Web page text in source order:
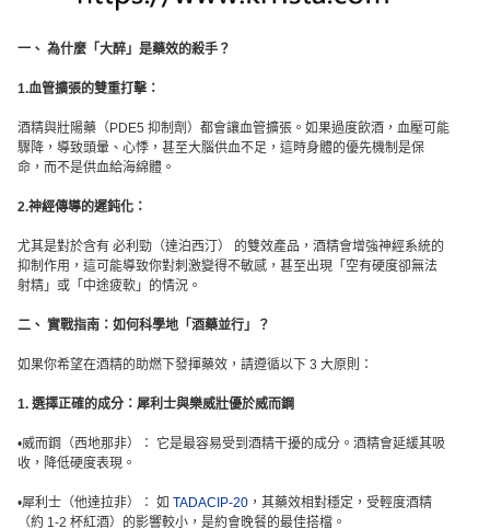
一、 為什麼「大醉」是藥效的殺手？
1.血管擴張的雙重打擊：
酒精與壯陽藥（PDE5 抑制劑）都會讓血管擴張。如果過度飲酒，血壓可能
驟降，導致頭暈、心悸，甚至大腦供血不足，這時身體的優先機制是保
命，而不是供血給海綿體。
2.神經傳導的遲鈍化：
尤其是對於含有 必利勁（達泊西汀） 的雙效產品，酒精會增強神經系統的
抑制作用，這可能導致你對刺激變得不敏感，甚至出現「空有硬度卻無法
射精」或「中途疲軟」的情況。
二、 實戰指南：如何科學地「酒藥並行」？
如果你希望在酒精的助燃下發揮藥效，請遵循以下 3 大原則：
1. 選擇正確的成分：犀利士與樂威壯優於威而鋼
•威而鋼（西地那非）： 它是最容易受到酒精干擾的成分。酒精會延緩其吸
收，降低硬度表現。
•犀利士（他達拉非）： 如 TADACIP-20 ，其藥效相對穩定，受輕度酒精
（約 1-2 杯紅酒）的影響較小，是約會晚餐的最佳搭檔。